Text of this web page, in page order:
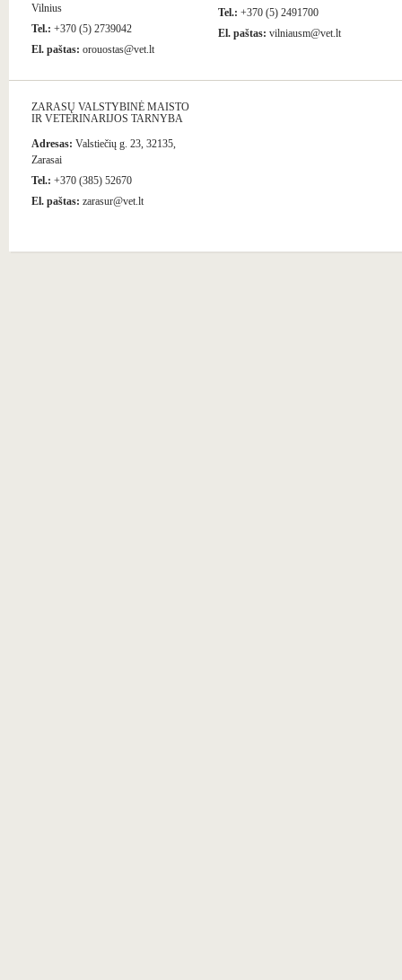
Vilnius
Tel.: +370 (5) 2739042
El. paštas: orouostas@vet.lt
Tel.: +370 (5) 2491700
El. paštas: vilniausm@vet.lt
ZARASŲ VALSTYBINĖ MAISTO
IR VETERINARIJOS TARNYBA
Adresas: Valstiečių g. 23, 32135,
Zarasai
Tel.: +370 (385) 52670
El. paštas: zarasur@vet.lt